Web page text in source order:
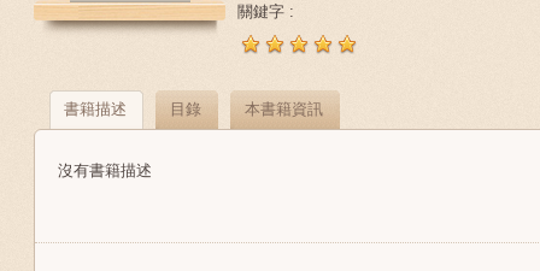
關鍵字 :
書籍描述 目錄 本書籍資訊
沒有書籍描述